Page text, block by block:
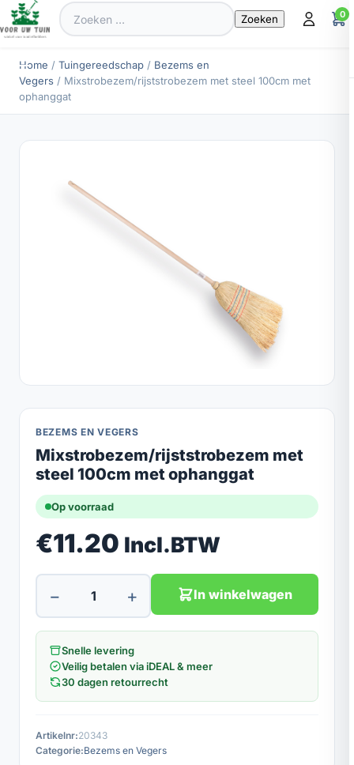
Zoeken
naar:
0
Home / Tuingereedschap / Bezems en
Vegers / Mixstrobezem/rijststrobezem met steel 100cm met
ophanggat
BEZEMS EN VEGERS
Mixstrobezem/rijststrobezem met
steel 100cm met ophanggat
Op voorraad
€11.20 Incl.BTW
− + In winkelwagen
Snelle levering
Veilig betalen via iDEAL & meer
30 dagen retourrecht
Artikelnr:20343
Categorie:Bezems en Vegers